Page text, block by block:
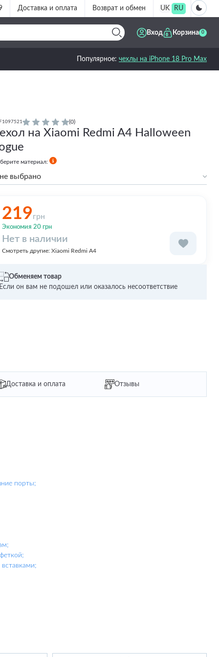
Доставка и оплата Возврат и обмен UK RU
Вход Корзина 0
Популярное: чехлы на iPhone 18 Pro Max
F1097521 (0)
на Xiaomi Redmi A4 Halloween
материал:
не выбрано
219грн
Экономия 20 грн
Нет в наличии
Смотреть другие: Xiaomi Redmi A4
Обменяем товар
Если он вам не подошел или оказалось несоответствие
Доставка и оплата Отзывы
порты;